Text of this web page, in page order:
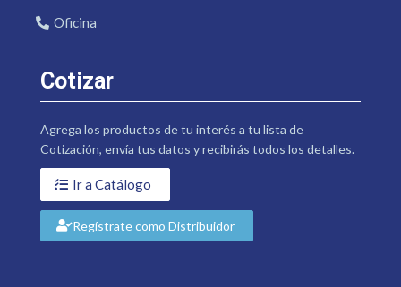
Oficina
Cotizar
Agrega los productos de tu interés a tu lista de
Cotización, envía tus datos y recibirás todos los detalles.
Ir a Catálogo
Regístrate como Distribuidor